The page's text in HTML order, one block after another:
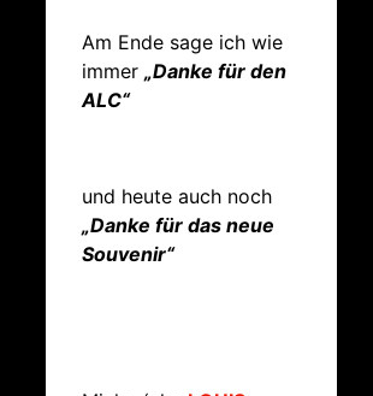
Am Ende sage ich wie
immer „Danke für den
ALC“
und heute auch noch
„Danke für das neue
Souvenir“